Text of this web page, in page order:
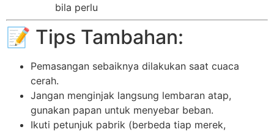
bila perlu
📝 Tips Tambahan:
Pemasangan sebaiknya dilakukan saat cuaca
cerah.
Jangan menginjak langsung lembaran atap,
gunakan papan untuk menyebar beban.
Ikuti petunjuk pabrik (berbeda tiap merek,